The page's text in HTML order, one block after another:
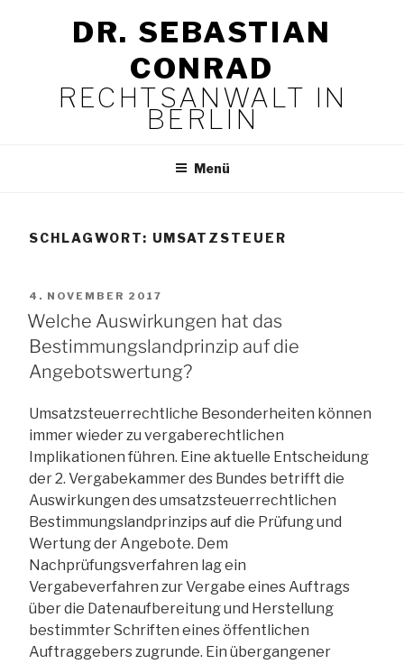
DR. SEBASTIAN
CONRAD
RECHTSANWALT IN
BERLIN
Menü
SCHLAGWORT: UMSATZSTEUER
VERÖFFENTLICHT
AM
4. NOVEMBER 2017
Welche Auswirkungen hat das
Bestimmungslandprinzip auf die
Angebotswertung?
Umsatzsteuerrechtliche Besonderheiten können
immer wieder zu vergaberechtlichen
Implikationen führen. Eine aktuelle Entscheidung
der 2. Vergabekammer des Bundes betrifft die
Auswirkungen des umsatzsteuerrechtlichen
Bestimmungslandprinzips auf die Prüfung und
Wertung der Angebote. Dem
Nachprüfungsverfahren lag ein
Vergabeverfahren zur Vergabe eines Auftrags
über die Datenaufbereitung und Herstellung
bestimmter Schriften eines öffentlichen
Auftraggebers zugrunde. Ein übergangener